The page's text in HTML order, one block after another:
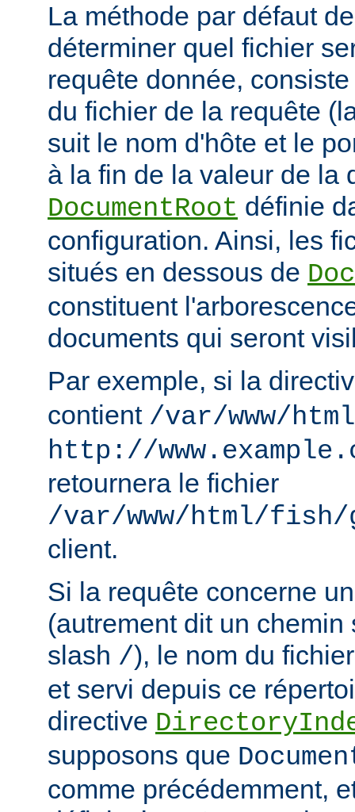
La méthode par défaut
déterminer quel fichier
requête donnée,
du fichier de la requête
suit le nom d'hôte et le
à la fin de la valeur de la
DocumentRoot définie
configuration. Ainsi, les
situés en dessous de
constituent
documents qui seront
Par exemple, si la
contient /var/www/html
http://
retournera le fichier
/var/www/html/fish/
client.
Si la requête concerne
(autrement dit un
slash /), le nom du
et servi depuis ce
directive
supposons que
comme précédemment,